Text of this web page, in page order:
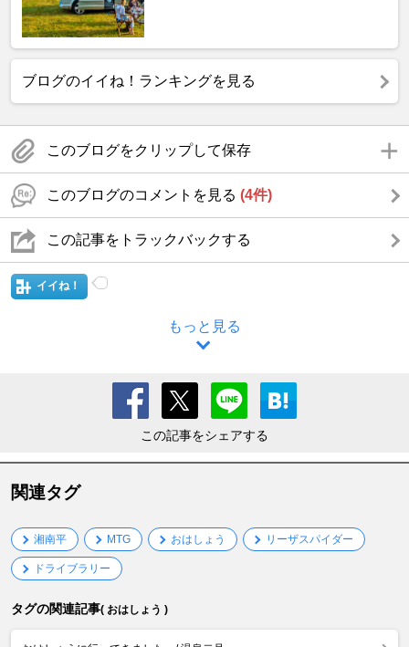
ブログのイイね！ランキングを見る
このブログをクリップして保存
このブログのコメントを見る (4件)
この記事をトラックバックする
イイね！
もっと見る
この記事をシェアする
関連タグ
湘南平 MTG おはしょう リーザスパイダー
ドライブラリー
タグの関連記事( おはしょう )